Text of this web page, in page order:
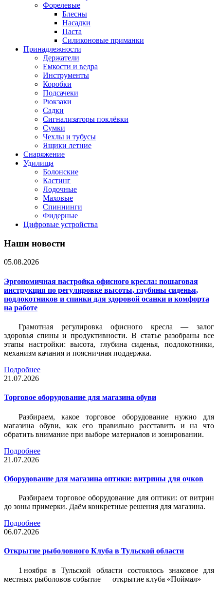
Форелевые
Блесны
Насадки
Паста
Силиконовые приманки
Принадлежности
Держатели
Емкости и ведра
Инструменты
Коробки
Подсачеки
Рюкзаки
Садки
Сигнализаторы поклёвки
Сумки
Чехлы и тубусы
Ящики летние
Снаряжение
Удилища
Болонские
Кастинг
Лодочные
Маховые
Спиннинги
Фидерные
Цифровые устройства
Наши новости
05.08.2026
Эргономичная настройка офисного кресла: пошаговая
инструкция по регулировке высоты, глубины сиденья,
подлокотников и спинки для здоровой осанки и комфорта
на работе
Грамотная регулировка офисного кресла — залог
здоровья спины и продуктивности. В статье разобраны все
этапы настройки: высота, глубина сиденья, подлокотники,
механизм качания и поясничная поддержка.
Подробнее
21.07.2026
Торговое оборудование для магазина обуви
Разбираем, какое торговое оборудование нужно для
магазина обуви, как его правильно расставить и на что
обратить внимание при выборе материалов и зонировании.
Подробнее
21.07.2026
Оборудование для магазина оптики: витрины для очков
Разбираем торговое оборудование для оптики: от витрин
до зоны примерки. Даём конкретные решения для магазина.
Подробнее
06.07.2026
Открытие рыболовного Клуба в Тульской области
1 ноября в Тульской области состоялось знаковое для
местных рыболовов событие — открытие клуба «Поймал»